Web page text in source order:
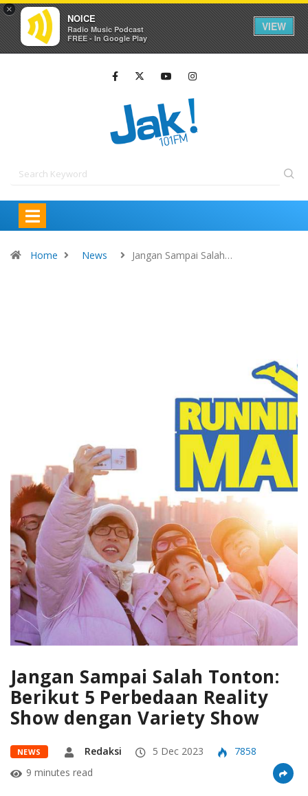
×
NOICE
Radio Music Podcast
FREE - In Google Play
VIEW
Home News Jangan Sampai Salah…
Jangan Sampai Salah Tonton:
Berikut 5 Perbedaan Reality
Show dengan Variety Show
NEWS Redaksi 5 Dec 2023
7858
9 minutes read